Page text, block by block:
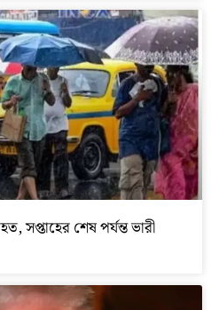
সপ্তাহের শেষ পর্যন্ত ভারী